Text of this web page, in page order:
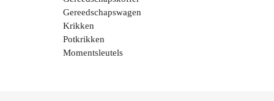
Gereedschapswagen
Krikken
Potkrikken
Momentsleutels